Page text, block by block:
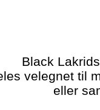
Black
velegnet til
eller